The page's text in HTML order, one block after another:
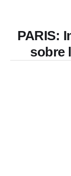
PARIS:
sobre